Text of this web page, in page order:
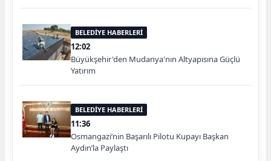
BELEDİYE HABERLERİ
12:02
Büyükşehir'den Mudanya'nın Altyapısına Güçlü
Yatırım
BELEDİYE HABERLERİ
11:36
Osmangazi’nin Başarılı Pilotu Kupayı Başkan
Aydın’la Paylaştı